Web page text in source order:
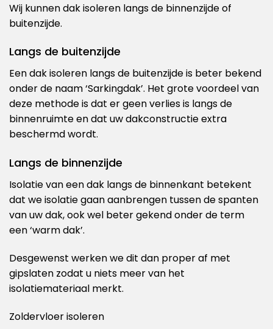
Wij kunnen dak isoleren langs de binnenzijde of
buitenzijde.
Langs de buitenzijde
Een dak isoleren langs de buitenzijde is beter bekend
onder de naam ‘Sarkingdak’. Het grote voordeel van
deze methode is dat er geen verlies is langs de
binnenruimte en dat uw dakconstructie extra
beschermd wordt.
Langs de binnenzijde
Isolatie van een dak langs de binnenkant betekent
dat we isolatie gaan aanbrengen tussen de spanten
van uw dak, ook wel beter gekend onder de term
een ‘warm dak’.
Desgewenst werken we dit dan proper af met
gipslaten zodat u niets meer van het
isolatiemateriaal merkt.
Zoldervloer isoleren